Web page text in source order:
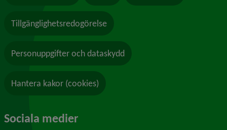
Tillgänglighetsredogörelse
Personuppgifter och dataskydd
Hantera kakor (cookies)
Sociala medier